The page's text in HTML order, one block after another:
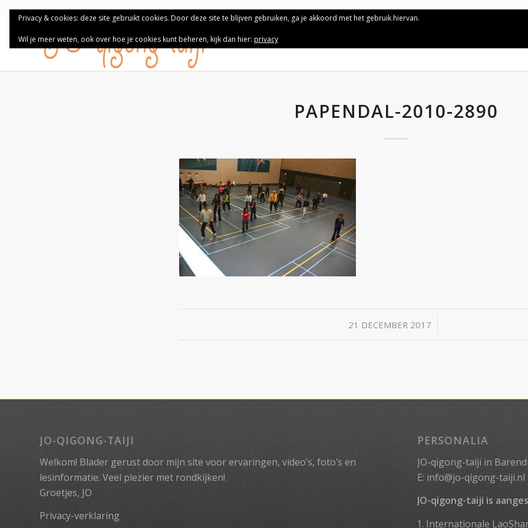
PAPENDAL-2010-2890
21 DECEMBER 2017
/
JO-QIGONG-TAIJI
Welkom! Blader gerust door mijn site voor ervaringen, video’s, foto’s en
lesinformatie. Veel plezier met rondkijken!
Groetjes, JO
Privacy-verklaring
PERSONALIA
JO-qigong-taiji in
E: info@jo-qigong-taiji.nl
JO-qigong-taiji is
Internationale
Privacy & cookies: deze site gebruikt cookies. Door deze site te blijven gebruiken, ga je akkoord met het gebruik hiervan.
Wil je meer weten, ook over hoe je cookies kunt beheren, kijk dan hier: privacy